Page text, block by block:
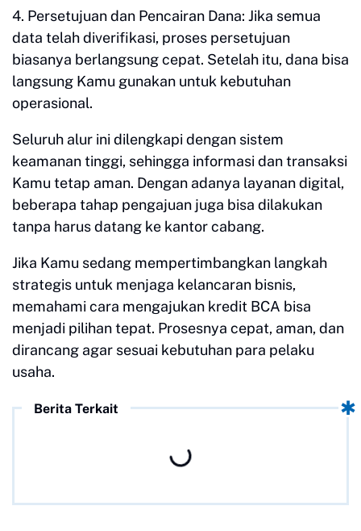
4. Persetujuan dan Pencairan Dana: Jika semua
data telah diverifikasi, proses persetujuan
biasanya berlangsung cepat. Setelah itu, dana bisa
langsung Kamu gunakan untuk kebutuhan
operasional.
Seluruh alur ini dilengkapi dengan sistem
keamanan tinggi, sehingga informasi dan transaksi
Kamu tetap aman. Dengan adanya layanan digital,
beberapa tahap pengajuan juga bisa dilakukan
tanpa harus datang ke kantor cabang.
Jika Kamu sedang mempertimbangkan langkah
strategis untuk menjaga kelancaran bisnis,
memahami cara mengajukan kredit BCA bisa
menjadi pilihan tepat. Prosesnya cepat, aman, dan
dirancang agar sesuai kebutuhan para pelaku
usaha.
Berita Terkait